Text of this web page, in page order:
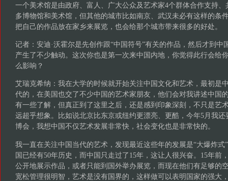
一个美术馆是由政府、富人、广大公众及艺术家4个群体合作支持
多博物馆和美术馆，但其他的城市比如南京、武汉未必有这样的条
把自己的作品放在家乡来展览，也会给那个城市带来很多的好处。
记者：安迪·沃霍尔是先创作跟“中国符号”有关的作品，然后才到中
产生了不少触动。这次你也是第一次来中国内地，你觉得此行会给
么影响？
艾瑞克希纳：我在大学的时候就开始关注中国文化和艺术，最初是
代的，在美国也交了不少中国的艺术家朋友，他们会对我讲述中国
有一些了解，但真正到了这里之后，还是感到印象深刻，不只是艺
远超乎想象。比如说北京比东京或纽约更漂亮、更酷，今年5月我
博会，我想中国不仅艺术发展非常快，社会变化也是非常快的。
我一直在关注中国当代的艺术，发现最近这些年的发展是“大爆炸式
国已经有50年历史，而中国只走过了15年，这让人很兴奋。15年前
公开地展示作品，或者只能到国外举办展览，而现在他们有足够的
宽松管理很明智，艺术是没有国界的，这样做可以表明国家的强大